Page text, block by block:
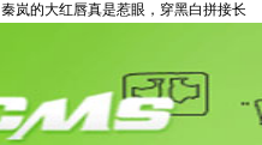
秦岚的大红唇真是惹眼，穿黑白拼接长